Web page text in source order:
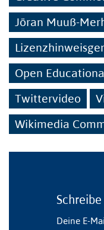
Jöran Muuß-
Open
Twittervideo
Wikimedia
Deine E-